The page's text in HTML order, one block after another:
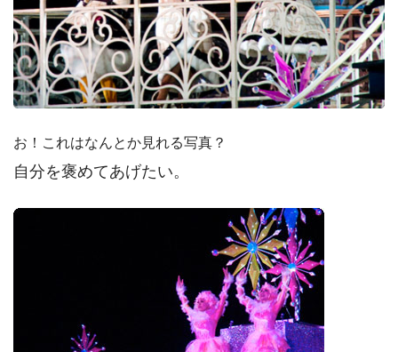
お！これはなんとか見れる写真？
自分を褒めてあげたい。